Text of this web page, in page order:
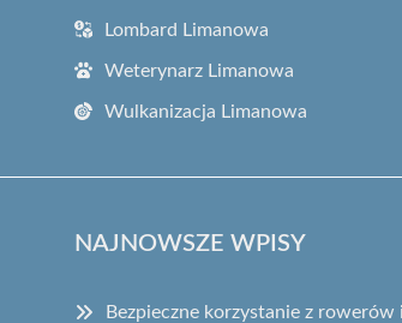
Lombard Limanowa
Weterynarz Limanowa
Wulkanizacja Limanowa
NAJNOWSZE WPISY
Bezpieczne korzystanie z